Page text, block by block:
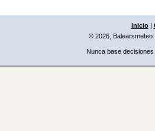
Inicio|
© 2026, Balearsmeteo
Nunca base